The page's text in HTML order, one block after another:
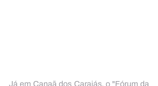
Já em Canaã dos Carajás, o "Fórum da